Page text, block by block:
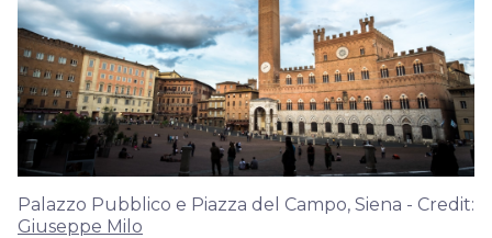
Palazzo Pubblico e Piazza del Campo, Siena - Credit:
Giuseppe Milo